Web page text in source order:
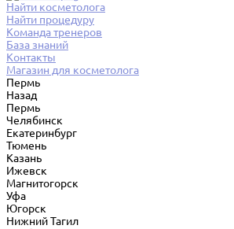
Найти косметолога
Найти процедуру
Команда тренеров
База знаний
Контакты
Магазин для косметолога
Пермь
Назад
Пермь
Челябинск
Екатеринбург
Тюмень
Казань
Ижевск
Магнитогорск
Уфа
Югорск
Нижний Тагил